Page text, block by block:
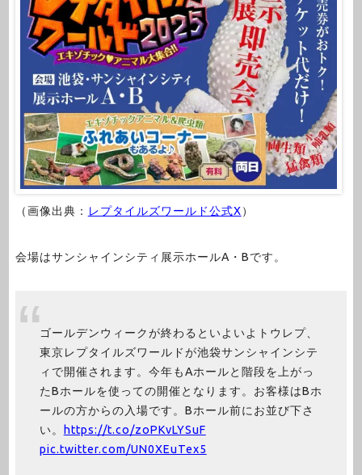
（画像出典： レプタイルズワールド公式X）
会場はサンシャインシティ展示ホールA・Bです。
ゴールデンウィークが終わるといよいよトウレプ、
東京レプタイルズワールドが池袋サンシャインシテ
ィで開催されます。今年もAホールと階段を上がっ
たBホールを使っての開催となります。お客様はBホ
ールの方からの入場です。Bホール前にお並び下さ
い。
https://t.co/zoPKvLYSuF
pic.twitter.com/UN0XEuTex5